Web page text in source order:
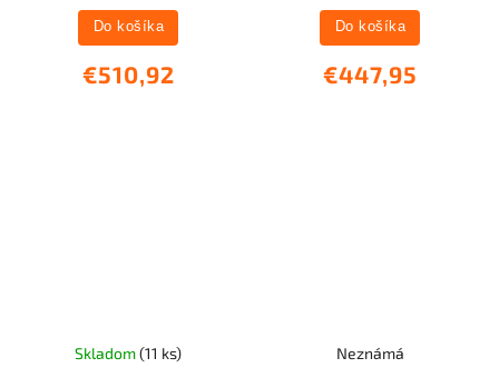
€510,92
Do košíka
€447,95
Do košíka
Skladom(11 ks) Neznámá